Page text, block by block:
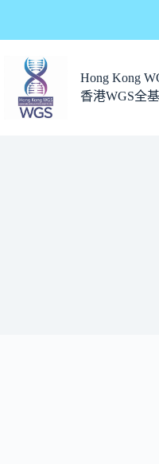
Hong Kong
香港WGS全